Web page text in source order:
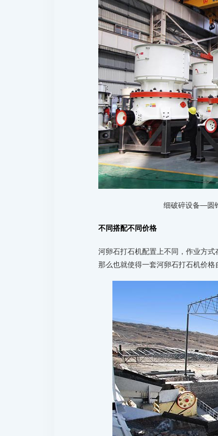
细破碎设备—圆
不同搭配不同价格
河卵石打石机配置上不同，作业方
那么也就使得一套河卵石打石机价格